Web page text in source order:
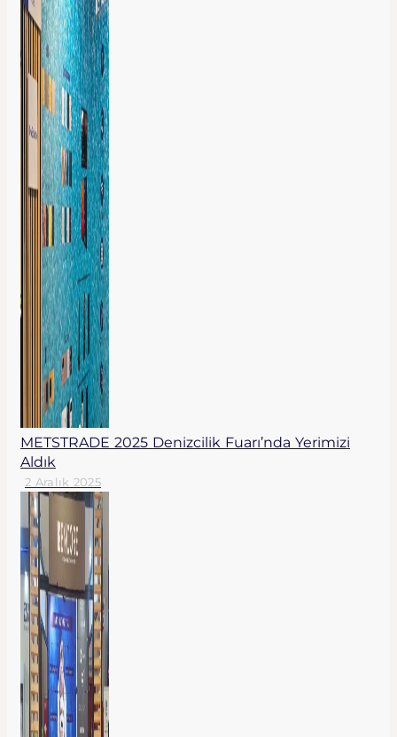
METSTRADE 2025 Denizcilik Fuarı’nda Yerimizi
Aldık
2 Aralık 2025